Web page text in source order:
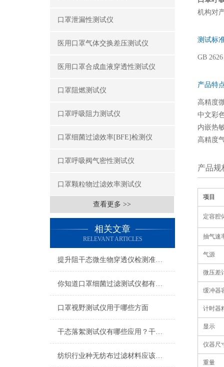
口罩泄漏性测试仪
医用口罩气体交换差压测试仪
医用口罩合成血液穿透性测试仪
口罩阻燃测试仪
口罩呼吸阻力测试仪
口罩细菌过滤效率[BFE]检测仪
口罩呼吸阀气密性测试仪
口罩颗粒物过滤效率测试仪
查看更多 >>
相关文章
RELEVANT ARTICLES
提升阻干态微生物穿透仪检测准确性的操作要点
你知道口罩细菌过滤测试仪都有哪些优点吗？
口罩视野测试仪用于哪些方面
干态落絮测试仪有哪些应用？干态落絮测试仪由哪些部分组成
纺织行业种无纺布过滤材料应该怎么检测
机构对
测试标
GB
产品特
高精度
中文彩
内嵌热
高精度
产品规
项目
定容腔
抽气速
气源
微压差
缓冲器
计时器
显示
仪器尺
重量